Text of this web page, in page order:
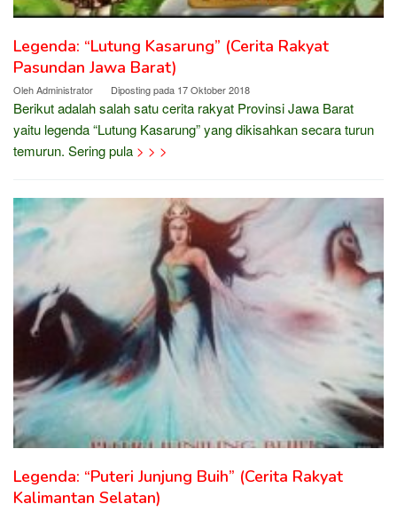
Legenda: “Lutung Kasarung” (Cerita Rakyat
Pasundan Jawa Barat)
OlehAdministrator Diposting pada 17 Oktober 2018
Berikut adalah salah satu cerita rakyat Provinsi Jawa Barat
yaitu legenda “Lutung Kasarung” yang dikisahkan secara turun
temurun. Sering pula > > >
Legenda: “Puteri Junjung Buih” (Cerita Rakyat
Kalimantan Selatan)